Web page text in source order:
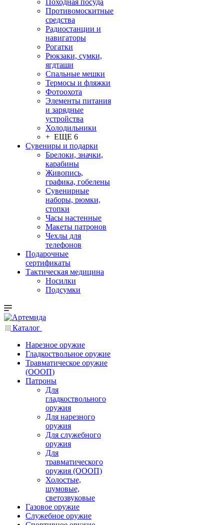
Походная посуда
Противомоскитные
средства
Радиостанции и
навигаторы
Рогатки
Рюкзаки, сумки,
ягдташи
Спальные мешки
Термосы и фляжки
Фотоохота
Элементы питания
и зарядные
устройства
Холодильники
+ ЕЩЕ 6
Сувениры и подарки
Брелоки, значки,
карабины
Живопись,
графика, гобелены
Сувенирные
наборы, рюмки,
стопки
Часы настенные
Макеты патронов
Чехлы для
телефонов
Подарочные
сертификаты
Тактическая медицина
Носилки
Подсумки
Каталог
Нарезное оружие
Гладкоствольное оружие
Травматическое оружие
(ОООП)
Патроны
Для
гладкоствольного
оружия
Для нарезного
оружия
Для служебного
оружия
Для
травматического
оружия (ОООП)
Холостые,
шумовые,
светозвуковые
Газовое оружие
Служебное оружие